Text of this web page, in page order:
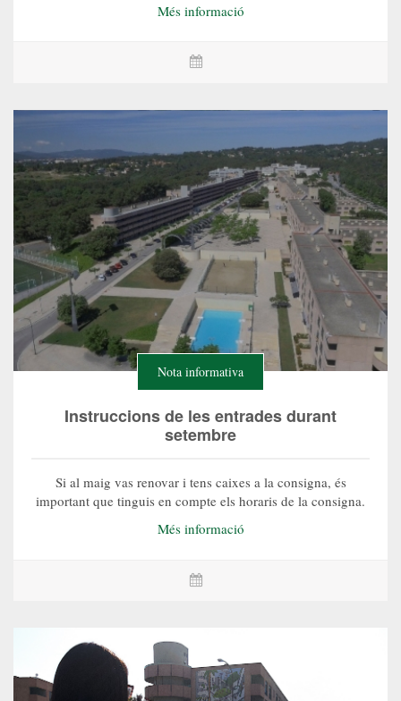
Més informació
Nota informativa
Instruccions de les entrades durant
setembre
Si al maig vas renovar i tens caixes a la consigna, és
important que tinguis en compte els horaris de la consigna.
Més informació